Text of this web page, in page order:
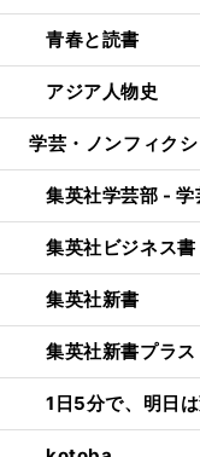
青春と読書
アジア人物史
学芸・ノンフィク
集英社学芸部 -
集英社ビジネス書
集英社新書
集英社新書プラ
1日5分で、明日